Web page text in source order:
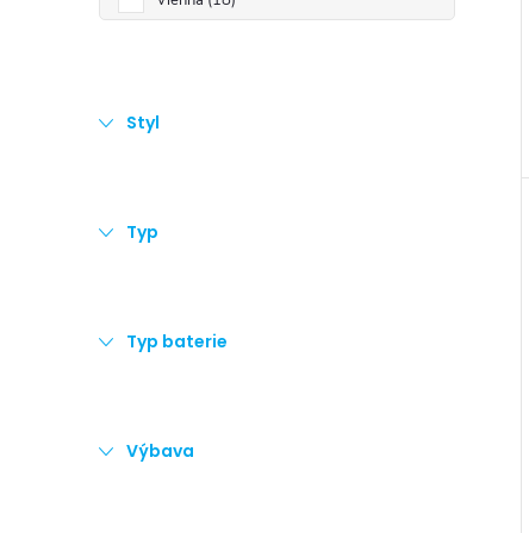
Styl
Typ
Typ baterie
Výbava